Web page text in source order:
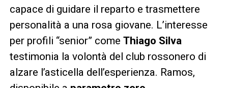
capace di guidare il reparto e trasmettere
personalità a una rosa giovane. L’interesse
per profili “senior” come Thiago Silva
testimonia la volontà del club rossonero di
alzare l’asticella dell’esperienza. Ramos,